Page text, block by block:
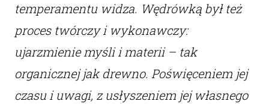
temperamentu widza. Wędrówką był też
proces twórczy i wykonawczy:
ujarzmienie myśli i materii – tak
organicznej jak drewno. Poświęceniem jej
czasu i uwagi, z usłyszeniem jej własnego